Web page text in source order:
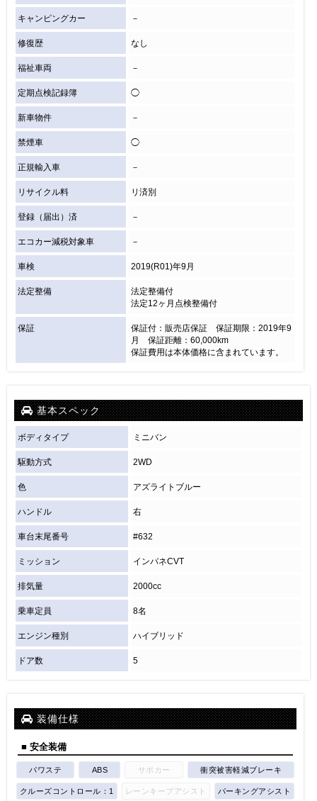
キャンピングカー －
修復歴 なし
福祉車両 －
定期点検記録簿 ◯
新車物件 －
禁煙車 ◯
正規輸入車 －
リサイクル料 リ済別
登録（届出）済 －
エコカー減税対象車 －
車検 2019(R01)年9月
法定整備
法定整備付
法定12ヶ月点検整備付
保証
保証付：販売店保証 保証期限：2019年9
月 保証距離：60,000km
保証費用は本体価格に含まれています。
基本スペック
ボディタイプ ミニバン
駆動方式 2WD
色 アズライトブルー
ハンドル 右
車台末尾番号 #632
ミッション インパネCVT
排気量 2000cc
乗車定員 8名
エンジン種別 ハイブリッド
ドア数 5
装備仕様
■ 安全装備
パワステ ABS サポカー 衝突被害軽減ブレーキ
クルーズコントロール：1 レーンキープアシスト パーキングアシスト